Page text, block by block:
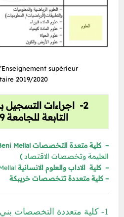
supérieur
2019/2020
2- اجراءات التسجيل
التابعة للجامعة 2019-2020
– كلية متعدة التخصصاتMellal (
العليمة وتخصصات الاقتصاد)
– كلية الاداب والعلوم الانسانية
– كلية متعددة تتخصصات خريبكة
1- كلية متعددة التخصصات بني ملال :